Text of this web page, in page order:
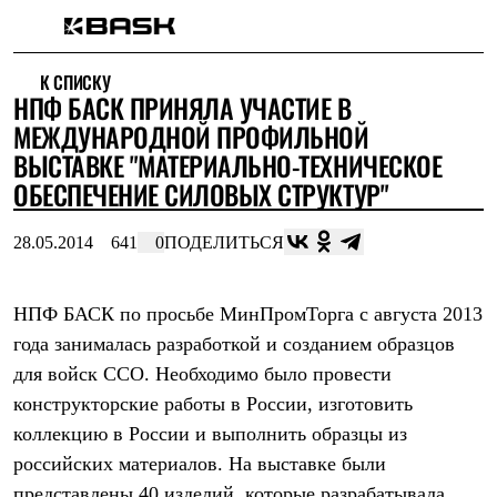
Интернет-магазин
Мужская одежда
Утепленная пухом
Куртки
Брюки
Жилеты
Комбинезоны
Куртки
Куртки
Софтшелл одежда
Куртки
Брюки
Флисовая одежда
Куртки
Брюки
К СПИСКУ
НПФ БАСК ПРИНЯЛА УЧАСТИЕ В
МЕЖДУНАРОДНОЙ ПРОФИЛЬНОЙ
ВЫСТАВКЕ "МАТЕРИАЛЬНО-ТЕХНИЧЕСКОЕ
ОБЕСПЕЧЕНИЕ СИЛОВЫХ СТРУКТУР"
28.05.2014 641 0ПОДЕЛИТЬСЯ
НПФ БАСК по просьбе МинПромТорга с августа 2013
года занималась разработкой и созданием образцов
для войск ССО. Необходимо было провести
конструкторские работы в России, изготовить
коллекцию в России и выполнить образцы из
российских материалов. На выставке были